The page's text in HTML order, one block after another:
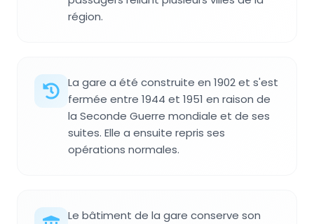
région.
La gare a été construite en 1902 et s'est
fermée entre 1944 et 1951 en raison de
la Seconde Guerre mondiale et de ses
suites. Elle a ensuite repris ses
opérations normales.
Le bâtiment de la gare conserve son